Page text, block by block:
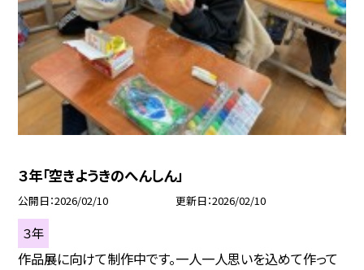
３年「空きようきのへんしん」
公開日 2026/02/10 更新日 2026/02/10
３年
作品展に向けて制作中です。一人一人思いを込めて作って